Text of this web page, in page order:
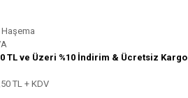
TL ve Üzeri %10 İndirim & Ücretsiz Kargo
TL + KDV